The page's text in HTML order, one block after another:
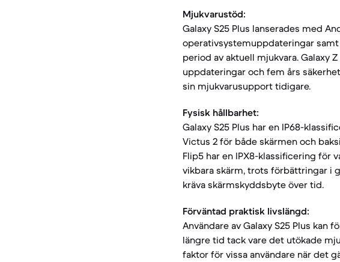
Mjukvarustöd:
Galaxy S25 Plus lanserades med
operativsystemuppdateringar
period av aktuell mjukvara. Galaxy
uppdateringar och fem års
sin mjukvarusupport tidigare.
Fysisk hållbarhet:
Galaxy S25 Plus har en IP68-
Victus 2 för både skärmen och
Flip5 har en IPX8-klassificering för
vikbara skärm, trots förbättringar i
kräva skärmskyddsbyte över tid.
Förväntad praktisk livslängd:
Användare av Galaxy S25 Plus
längre tid tack vare det utökade
faktor för vissa användare när det